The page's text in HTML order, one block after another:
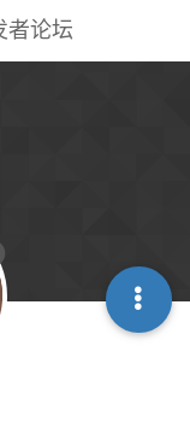
者论坛